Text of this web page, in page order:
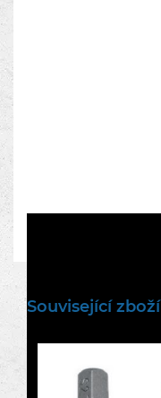
Související zboží